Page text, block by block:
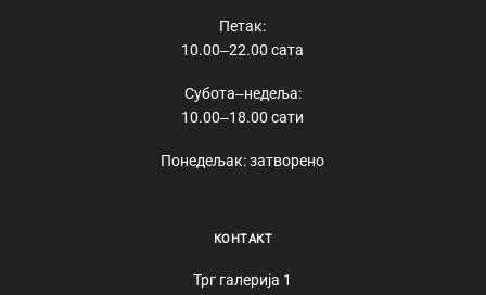
Петак:
10.00‒22.00 сата
Субота‒недеља:
10.00‒18.00 сати
Понедељак: затворено
КОНТАКТ
Трг галерија 1